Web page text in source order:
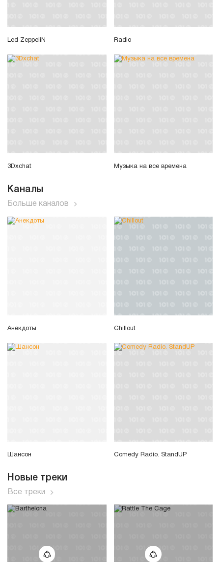
Led ZeppeliN Radio
3Dxchat Музыка на все времена
Каналы
Больше каналов
Анекдоты Chillout
Шансон Comedy Radio. StandUP
Новые треки
Все треки